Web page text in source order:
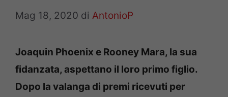
Mag 18, 2020 di AntonioP
Joaquin Phoenix e Rooney Mara, la sua
fidanzata, aspettano il loro primo figlio.
Dopo la valanga di premi ricevuti per